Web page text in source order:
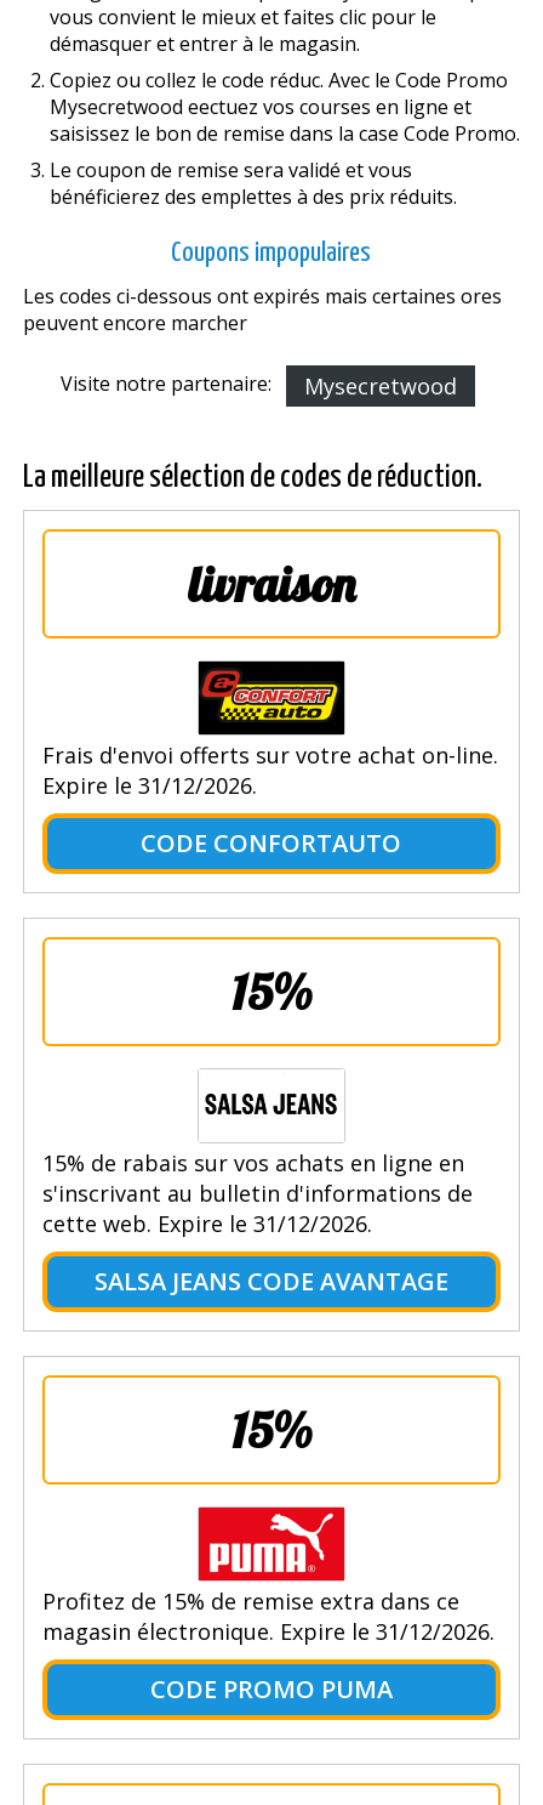
vous convient le mieux et faites clic pour le
démasquer et entrer à le magasin.
Copiez ou collez le code réduc. Avec le Code Promo
Mysecretwood effectuez vos courses en ligne et
saisissez le bon de remise dans la case Code Promo.
Le coupon de remise sera validé et vous
bénéficierez des emplettes à des prix réduits.
Coupons impopulaires
Les codes ci-dessous ont expirés mais certaines offres
peuvent encore marcher
Visite notre partenaire: Mysecretwood
La meilleure sélection de codes de réduction.
livraison
Frais d'envoi offerts sur votre achat on-line.
Expire le 31/12/2026.
CODE CONFORTAUTO
15%
15% de rabais sur vos achats en ligne en
s'inscrivant au bulletin d'informations de
cette web. Expire le 31/12/2026.
SALSA JEANS CODE AVANTAGE
15%
Profitez de 15% de remise extra dans ce
magasin électronique. Expire le 31/12/2026.
CODE PROMO PUMA